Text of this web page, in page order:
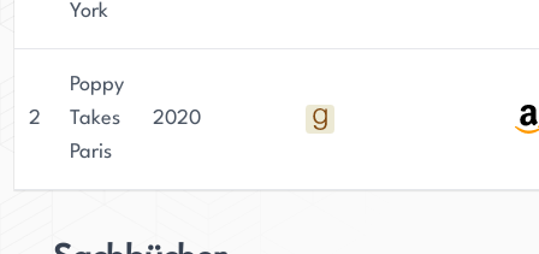
York
2
Poppy
Takes
Paris
2020